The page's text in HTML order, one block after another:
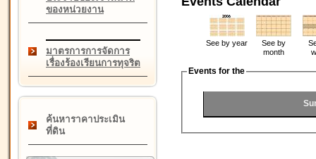
ของหน่วยงาน
มาตรการการจัดการ
เรื่องร้องเรียนการทุจริต
ค้นหาราคาประเมิน
ที่ดิน
See by year
See by
month
Events for the